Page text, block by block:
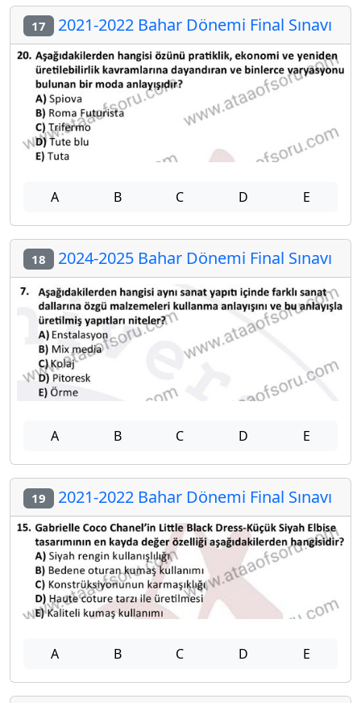
17 2021-2022 Bahar Dönemi Final Sınavı
A B C D E
18 2024-2025 Bahar Dönemi Final Sınavı
A B C D E
19 2021-2022 Bahar Dönemi Final Sınavı
A B C D E